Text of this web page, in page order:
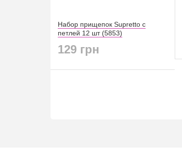
Набор прищепок Supretto с
петлей 12 шт (5853)
129 грн